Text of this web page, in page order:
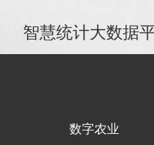
智慧统计大数据
数字农业